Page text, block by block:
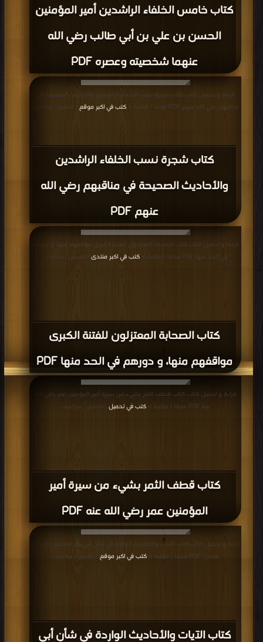
كتاب خامس الخلفاء الراشدين أمير المؤمنين
الحسن بن علي بن أبي طالب رضي الله
عنهما شخصيته وعصره PDF
كتاب شجرة نسب الخلفاء الراشدين
والأحاديث الصحيحة في مناقبهم رضي الله
عنهم PDF
قراءة و تحميل كتاب كتاب شجرة نسب الخلفاء الراشدين والأحاديث الصحيحة في
مناقبهم رضي الله عنهم PDF مجانا | مكتبة >
كتب في اكبر موقع | التحميل : مرة/مرات
كتاب الصحابة المعتزلون للفتنة الكبرى
مواقفهم منها، و دورهم في الحد منها PDF
قراءة و تحميل كتاب كتاب الصحابة المعتزلون للفتنة الكبرى مواقفهم منها، و دورهم
في الحد منها PDF مجانا | مكتبة >
كتب في اكبر منتدى | التحميل : مرة/مرات
كتاب قطف الثمر بشيء من سيرة أمير
المؤمنين عمر رضي الله عنه PDF
قراءة و تحميل كتاب كتاب قطف الثمر بشيء من سيرة أمير المؤمنين عمر رضي الله
عنه PDF مجانا | مكتبة >
كتب في تحميل | التحميل : مرة/مرات
كتاب الآيات والأحاديث الواردة في شأن أبي
قراءة و تحميل كتاب كتاب الآيات والأحاديث الواردة في شأن أبي بكر الصديق رضى الله
عنه ج1 PDF مجانا | مكتبة >
كتب في اكبر موقع | التحميل : مرة/مرات